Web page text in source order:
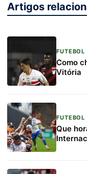
Artigos
Como
Vitória
Que